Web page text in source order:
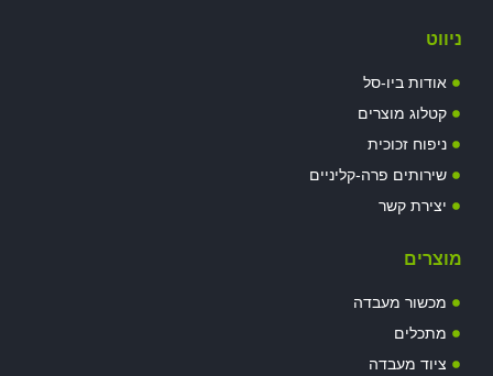
ניווט
אודות ביו-סל
קטלוג מוצרים
ניפוח זכוכית
שירותים פרה-קליניים
יצירת קשר
מוצרים
מכשור מעבדה
מתכלים
ציוד מעבדה